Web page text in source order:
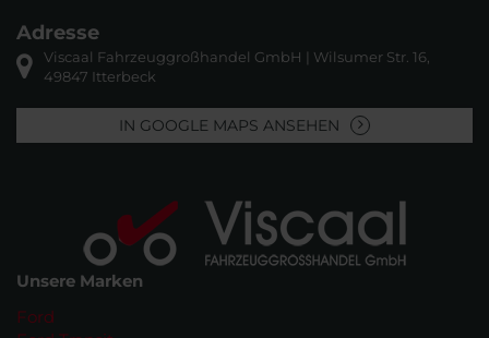
Adresse
Viscaal Fahrzeuggroßhandel GmbH | Wilsumer Str. 16,
49847 Itterbeck
IN GOOGLE MAPS ANSEHEN
Unsere Marken
Ford